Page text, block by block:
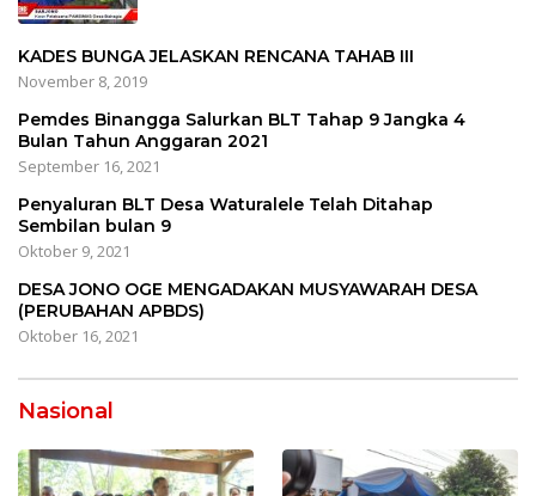
KADES BUNGA JELASKAN RENCANA TAHAB III
November 8, 2019
Pemdes Binangga Salurkan BLT Tahap 9 Jangka 4
Bulan Tahun Anggaran 2021
September 16, 2021
Penyaluran BLT Desa Waturalele Telah Ditahap
Sembilan bulan 9
Oktober 9, 2021
DESA JONO OGE MENGADAKAN MUSYAWARAH DESA
(PERUBAHAN APBDS)
Oktober 16, 2021
Nasional